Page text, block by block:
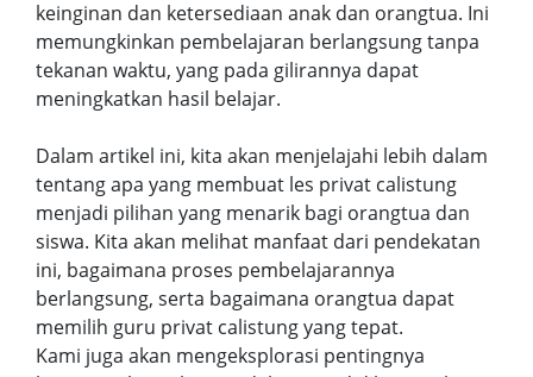
keinginan dan ketersediaan anak dan orangtua. Ini
memungkinkan pembelajaran berlangsung tanpa
tekanan waktu, yang pada gilirannya dapat
meningkatkan hasil belajar.
Dalam artikel ini, kita akan menjelajahi lebih dalam
tentang apa yang membuat les privat calistung
menjadi pilihan yang menarik bagi orangtua dan
siswa. Kita akan melihat manfaat dari pendekatan
ini, bagaimana proses pembelajarannya
berlangsung, serta bagaimana orangtua dapat
memilih guru privat calistung yang tepat.
Kami juga akan mengeksplorasi pentingnya